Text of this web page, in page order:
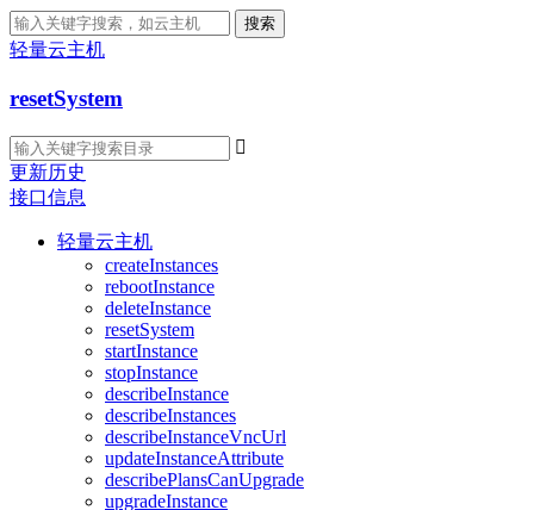
搜索
轻量云主机
resetSystem

更新历史
接口信息
轻量云主机
createInstances
rebootInstance
deleteInstance
resetSystem
startInstance
stopInstance
describeInstance
describeInstances
describeInstanceVncUrl
updateInstanceAttribute
describePlansCanUpgrade
upgradeInstance